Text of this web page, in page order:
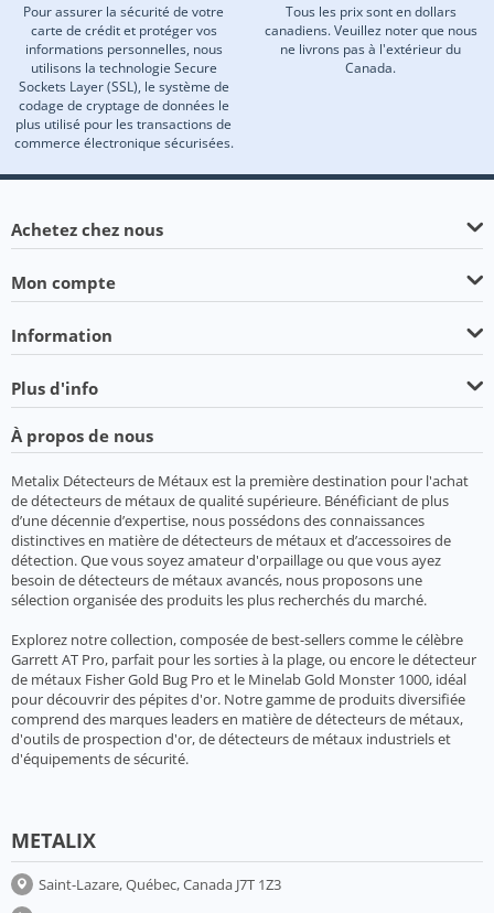
Pour assurer la sécurité de votre
carte de crédit et protéger vos
informations personnelles, nous
utilisons la technologie Secure
Sockets Layer (SSL), le système de
codage de cryptage de données le
plus utilisé pour les transactions de
commerce électronique sécurisées.
Tous les prix sont en dollars
canadiens. Veuillez noter que nous
ne livrons pas à l'extérieur du
Canada.
Achetez chez nous
Mon compte
Information
Plus d'info
À propos de nous
Metalix Détecteurs de Métaux est la première destination pour l'achat
de détecteurs de métaux de qualité supérieure. Bénéficiant de plus
d’une décennie d’expertise, nous possédons des connaissances
distinctives en matière de détecteurs de métaux et d’accessoires de
détection. Que vous soyez amateur d'orpaillage ou que vous ayez
besoin de détecteurs de métaux avancés, nous proposons une
sélection organisée des produits les plus recherchés du marché.
Explorez notre collection, composée de best-sellers comme le célèbre
Garrett AT Pro, parfait pour les sorties à la plage, ou encore le détecteur
de métaux Fisher Gold Bug Pro et le Minelab Gold Monster 1000, idéal
pour découvrir des pépites d'or. Notre gamme de produits diversifiée
comprend des marques leaders en matière de détecteurs de métaux,
d'outils de prospection d'or, de détecteurs de métaux industriels et
d'équipements de sécurité.
METALIX
Saint-Lazare, Québec, Canada J7T 1Z3